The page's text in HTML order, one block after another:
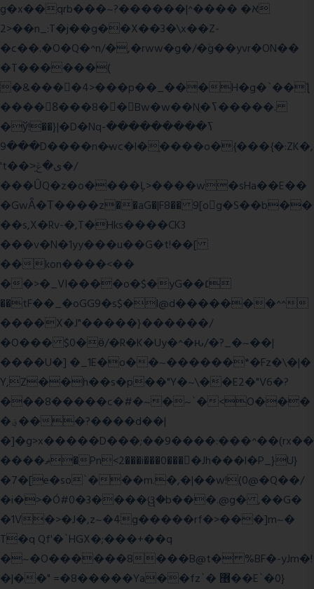
g�x��qrb���~א� ����^|������?
2>��n_:T�j��g��X��3�\x��Z-
�c��.�O�Q�^n/�,�rww�g�/�ۧg��yvr�ON��
�T������(
�&����4>���p��_���H�g�`��ƪ
����8َ���8� �󳳦Bw�w��Nֻ�ߖ�����.
�ў!��}|�D�Nqߖ���������-
���9D����n�̶wc�l�֑����o�{���{�:ZK�,
't��>͍ى�ݝ�/
���ǙQ�z�o����Ļ>����w�sHa��E��
�GwǞ�Τ����z��aG�|F8�� 9[og�S��b��
��s,X�Rv-�,T�Hks����CK3
���v�N�1yy���u��G�t!��[
��kon����<��
��>�_VI����o�$�yG��׆
��tF��_�oGG9�s$�l@d�������^^
����X�J"�����}������/
�O��� $0�ӫ/�R�K�Uy�^�ԋ/�?_�~��|
����U�] �_1E�o��~������*�Fz�\�|�
Y,Z��h��s�p��"Y�~\��E2�"V6�?
���8�����c�#�~�~`�<O���
�؋���?����d��|
�]�g>x�����D���;��9����:���^��(rx��
����ޡ�Pn<2���i���0���𩆿�Jh���l�P_}U}
�7�[e�so`���m.�,�|��w!(0@�Q��/
�i�>�Ó#0�3����ୱ�b���.@g� ,��G�
�1V�>�J�,z~�4g�����rf�>���]m~�
T�q Qf'�`HGX�;���+��q
�~�O������8���B@t� %BF�-yJm�!
�|��" =�8�����Ya��fz`� ޶��E`�0}